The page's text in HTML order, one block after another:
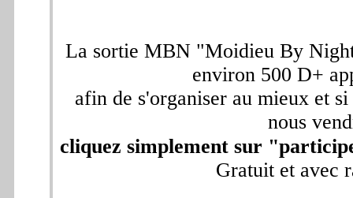
La sortie MBN "Moidieu By
environ 500 D+
afin de s'organiser au mieux et
nous
cliquez simplement sur
Gratuit et